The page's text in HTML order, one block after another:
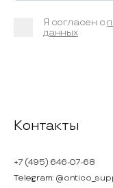
Я согласен с
данных
Контакты
+7 (495) 646-07-68
Telegram: